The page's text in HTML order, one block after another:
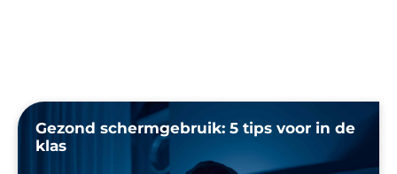
Gezond schermgebruik: 5 tips voor in de
klas